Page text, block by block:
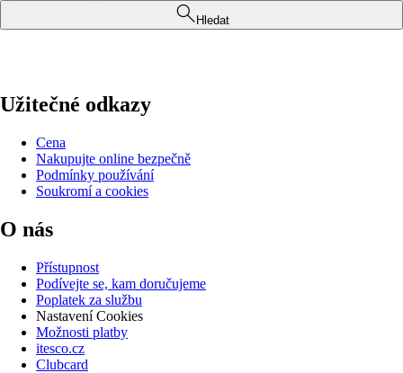
Hledat
Užitečné odkazy
Cena
Nakupujte online bezpečně
Podmínky používání
Soukromí a cookies
O nás
Přístupnost
Podívejte se, kam doručujeme
Poplatek za službu
Nastavení Cookies
Možnosti platby
itesco.cz
Clubcard